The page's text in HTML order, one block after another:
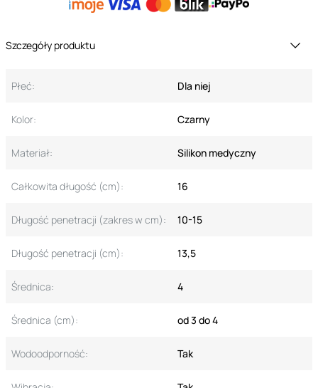
Szczegóły produktu
Płeć: Dla niej
Kolor: Czarny
Materiał: Silikon medyczny
Całkowita długość (cm): 16
Długość penetracji (zakres w cm): 10-15
Długość penetracji (cm): 13,5
Średnica: 4
Średnica (cm): od 3 do 4
Wodoodporność: Tak